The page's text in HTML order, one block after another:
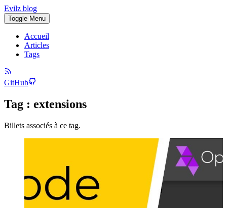
Evilz blog
Toggle Menu
Accueil
Articles
Tags
GitHub
Tag : extensions
Billets associés à ce tag.